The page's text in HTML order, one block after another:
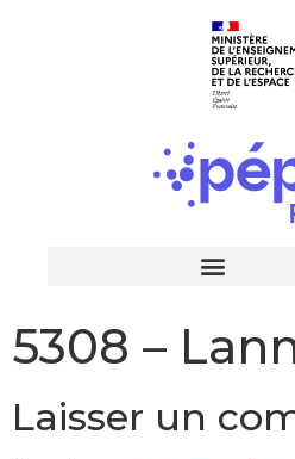
5308 –
Laisser un